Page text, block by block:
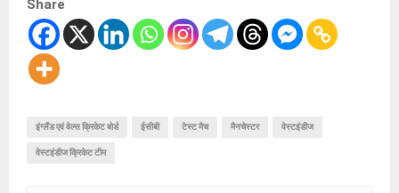
Share
इंग्लैंड एवं वेल्स क्रिकेट बोर्ड ईसीबी टेस्ट मैच मैनचेस्टर वेस्टइंडीज
वेस्टइंडीज क्रिकेट टीम